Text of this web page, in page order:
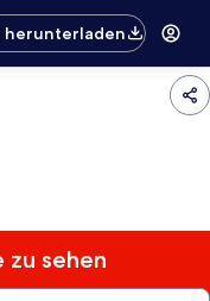
herunterladen
zu sehen